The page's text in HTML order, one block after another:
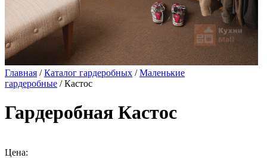
Главная /Каталог гардеробных /Маленькие
гардеробные / Кастос
Гардеробная Кастос
Цена: